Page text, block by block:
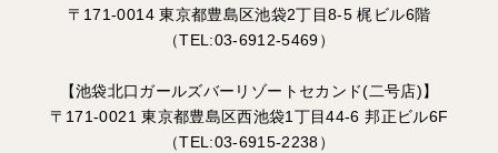
〒171-0014 東京都豊島区池袋2丁目8-5 梶ビル6階
（TEL:03-6912-5469）
【池袋北口ガールズバーリゾートセカンド(二号店)】
〒171-0021 東京都豊島区西池袋1丁目44-6 邦正ビル6F
（TEL:03-6915-2238）